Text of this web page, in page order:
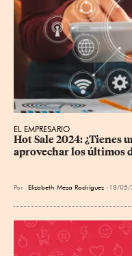
EL EMPRESARIO
Hot Sale 2024: ¿Tienes
aprovechar los últimos
Por Elizabeth Meza Rodríguez 18/05/